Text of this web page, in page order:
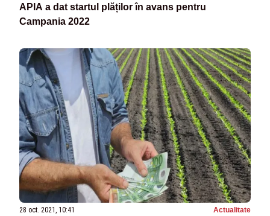
APIA a dat startul plăților în avans pentru
Campania 2022
28 oct. 2021, 10:41 Actualitate